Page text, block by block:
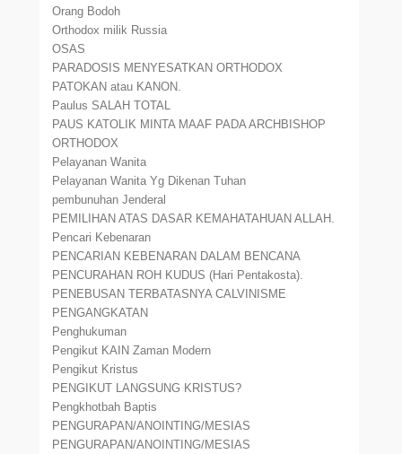
Orang Bodoh
Orthodox milik Russia
OSAS
PARADOSIS MENYESATKAN ORTHODOX
PATOKAN atau KANON.
Paulus SALAH TOTAL
PAUS KATOLIK MINTA MAAF PADA ARCHBISHOP
ORTHODOX
Pelayanan Wanita
Pelayanan Wanita Yg Dikenan Tuhan
pembunuhan Jenderal
PEMILIHAN ATAS DASAR KEMAHATAHUAN ALLAH.
Pencari Kebenaran
PENCARIAN KEBENARAN DALAM BENCANA
PENCURAHAN ROH KUDUS (Hari Pentakosta).
PENEBUSAN TERBATASNYA CALVINISME
PENGANGKATAN
Penghukuman
Pengikut KAIN Zaman Modern
Pengikut Kristus
PENGIKUT LANGSUNG KRISTUS?
Pengkhotbah Baptis
PENGURAPAN/ANOINTING/MESIAS
PENGURAPAN/ANOINTING/MESIAS